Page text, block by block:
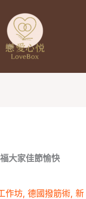
大家佳節愉快
作坊,德國撥筋術,新